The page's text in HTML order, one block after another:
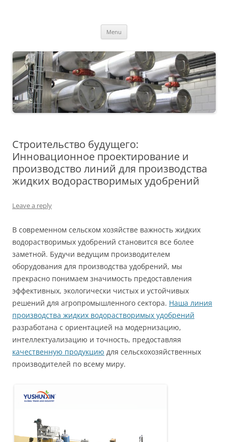
Menu
Строительство будущего:
Инновационное проектирование и
производство линий для производства
жидких водорастворимых удобрений
Leave a reply
В современном сельском хозяйстве важность жидких
водорастворимых удобрений становится все более
заметной. Будучи ведущим производителем
оборудования для производства удобрений, мы
прекрасно понимаем значимость предоставления
эффективных, экологически чистых и устойчивых
решений для агропромышленного сектора. Наша линия
производства жидких водорастворимых удобрений
разработана с ориентацией на модернизацию,
интеллектуализацию и точность, предоставляя
качественную продукцию для сельскохозяйственных
производителей по всему миру.